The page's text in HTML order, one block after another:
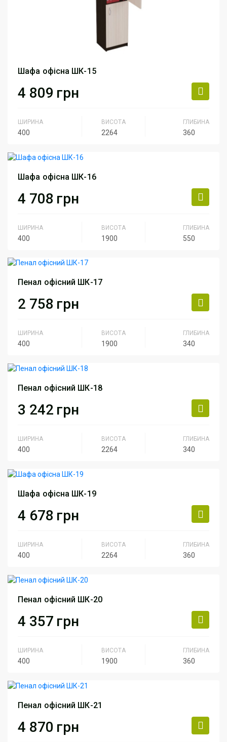
Шафа офісна ШК-15
4 809 грн
ШИРИНА
400
ВИСОТА
2264
ГЛИБИНА
360
Артикул
Шафа офісна ШК-16
4 708 грн
ШИРИНА
400
ВИСОТА
1900
ГЛИБИНА
550
Артикул
Пенал офісний ШК-17
2 758 грн
ШИРИНА
400
ВИСОТА
1900
ГЛИБИНА
340
Артикул
Пенал офісний ШК-18
3 242 грн
ШИРИНА
400
ВИСОТА
2264
ГЛИБИНА
340
Артикул
Шафа офісна ШК-19
4 678 грн
ШИРИНА
400
ВИСОТА
2264
ГЛИБИНА
360
Артикул
Пенал офісний ШК-20
4 357 грн
ШИРИНА
400
ВИСОТА
1900
ГЛИБИНА
360
Артикул
Пенал офісний ШК-21
4 870 грн